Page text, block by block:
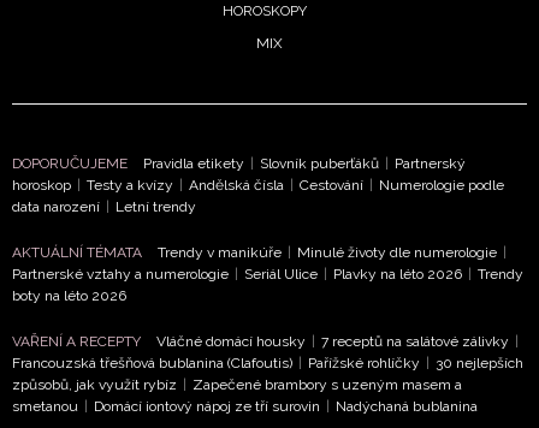
NEWSLETTER
Přihlášením k newsletteru souhlasíte sObchodními
podmínkami společnosti BurdaMedia Extra s.r.o.
potvrzujete, že jste se seznámili se
ochrany soukromí- BurdaMedia Extra s.r.o. bude s
Vašimi údaji pracovat zejména k organizaci a
vyhodnocení akce a zasílání novinek.
HOROSKOPY
MIX
DOPORUČUJEME Pravidla etikety Slovník puberťáků
Partnerský
horoskop
Testy a kvízy Andělská čísla Cestování
Numerologie podle
data narození
Letní trendy
AKTUÁLNÍ TÉMATA Trendy v manikúře Minulé životy dle numerologie
Partnerské vztahy a numerologie
Seriál Ulice Plavky na léto 2026
Trendy
boty na léto 2026
VAŘENÍ A RECEPTY Vláčné domácí housky 7 receptů na salátové zálivky
Francouzská třešňová bublanina (Clafoutis)
Pařížské rohlíčky
30 nejlepších
způsobů, jak využít rybíz
Zapečené brambory s uzeným masem a
smetanou
Domácí iontový nápoj ze tří surovin Nadýchaná bublanina